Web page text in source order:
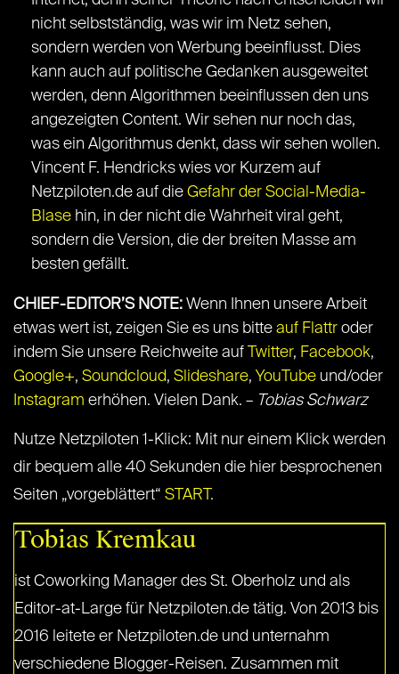
nicht selbstständig, was wir im Netz sehen,
sondern werden von Werbung beeinflusst. Dies
kann auch auf politische Gedanken ausgeweitet
werden, denn Algorithmen beeinflussen den uns
angezeigten Content. Wir sehen nur noch das,
was ein Algorithmus denkt, dass wir sehen wollen.
Vincent F. Hendricks wies vor Kurzem auf
Netzpiloten.de auf die Gefahr der Social-Media-
Blase hin, in der nicht die Wahrheit viral geht,
sondern die Version, die der breiten Masse am
besten gefällt.
CHIEF-EDITOR’S NOTE: Wenn Ihnen unsere Arbeit
etwas wert ist, zeigen Sie es uns bitte auf Flattr oder
indem Sie unsere Reichweite auf Twitter, Facebook,
Google+, Soundcloud, Slideshare, YouTube und/oder
Instagram erhöhen. Vielen Dank. – Tobias Schwarz
Nutze Netzpiloten 1-Klick: Mit nur einem Klick werden
dir bequem alle 40 Sekunden die hier besprochenen
Seiten „vorgeblättert“ START.
Tobias Kremkau
ist Coworking Manager des St. Oberholz und als
Editor-at-Large für Netzpiloten.de tätig. Von 2013 bis
2016 leitete er Netzpiloten.de und unternahm
verschiedene Blogger-Reisen. Zusammen mit